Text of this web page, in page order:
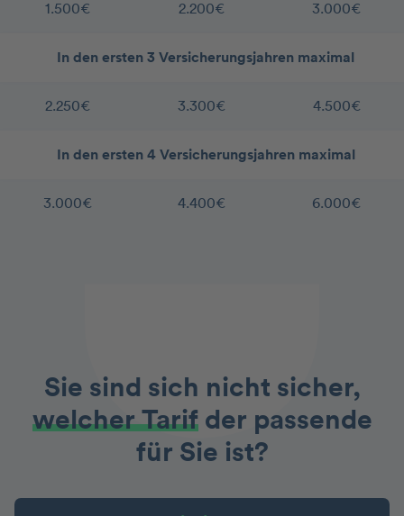
1.500€ 2.200€ 3.000€
In den ersten 3 Versicherungsjahren maximal
2.250€ 3.300€ 4.500€
In den ersten 4 Versicherungsjahren maximal
3.000€ 4.400€ 6.000€
Sie sind sich nicht sicher,
welcher Tarifder passende
für Sie ist?